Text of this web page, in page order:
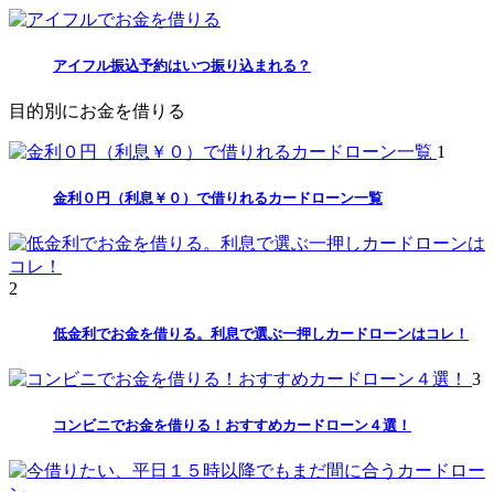
アイフル振込予約はいつ振り込まれる？
目的別にお金を借りる
1
金利０円（利息￥０）で借りれるカードローン一覧
2
低金利でお金を借りる。利息で選ぶ一押しカードローンはコレ！
3
コンビニでお金を借りる！おすすめカードローン４選！